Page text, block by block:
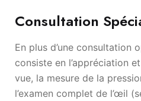
Consultation
En plus d’une consultation
consiste en l’appréciation
vue, la mesure de la
l’examen complet de l’œil